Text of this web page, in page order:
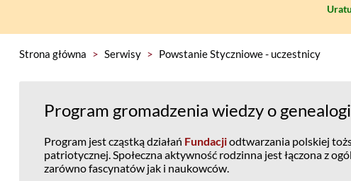
Strona główna > Serwisy > Powstanie Styczniowe - uczestnicy
Program gromadzenia wiedzy o
Program jest cząstką działań Fundacjiodtwarzania polskiej
patriotycznej. Społeczna aktywność rodzinna jest łączona z
zarówno fascynatów jak i naukowców.